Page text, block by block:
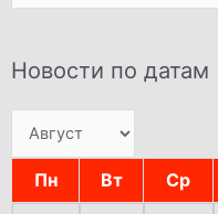
Новости по датам
Пн Вт Ср